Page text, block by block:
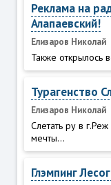
Реклама на
Алапаевский!
Елизаров Николай
Также
Турагенство
Елизаров Николай
Слетать ру в
мечты...
Глэмпинг